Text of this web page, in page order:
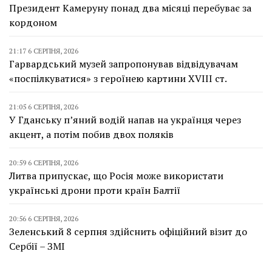
Президент Камеруну понад два місяці перебуває за
кордоном
21:17 6 СЕРПНЯ, 2026
Гарвардський музей запропонував відвідувачам
«поспілкуватися» з героїнею картини XVIII ст.
21:05 6 СЕРПНЯ, 2026
У Гданську п’яний водій напав на українця через
акцент, а потім побив двох поляків
20:59 6 СЕРПНЯ, 2026
Литва припускає, що Росія може використати
українські дрони проти країн Балтії
20:56 6 СЕРПНЯ, 2026
Зеленський 8 серпня здійснить офіційний візит до
Сербії – ЗМІ